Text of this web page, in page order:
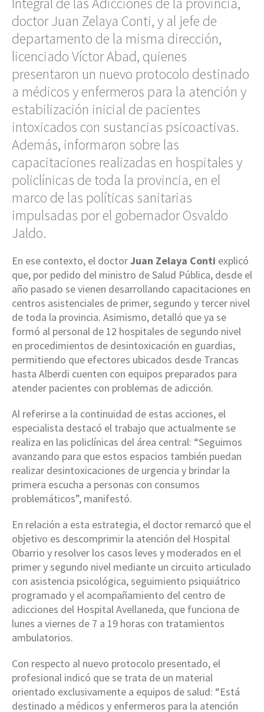
doctor Juan Zelaya Conti, y al jefe de
departamento de la misma dirección,
licenciado Víctor Abad, quienes
presentaron un nuevo protocolo destinado
a médicos y enfermeros para la atención y
estabilización inicial de pacientes
intoxicados con sustancias psicoactivas.
Además, informaron sobre las
capacitaciones realizadas en hospitales y
policlínicas de toda la provincia, en el
marco de las políticas sanitarias
impulsadas por el gobernador Osvaldo
Jaldo.
En ese contexto, el doctorJuan Zelaya Conti explicó
que, por pedido del ministro de Salud Pública, desde el
año pasado se vienen desarrollando capacitaciones en
centros asistenciales de primer, segundo y tercer nivel
de toda la provincia. Asimismo, detalló que ya se
formó al personal de 12 hospitales de segundo nivel
en procedimientos de desintoxicación en guardias,
permitiendo que efectores ubicados desde Trancas
hasta Alberdi cuenten con equipos preparados para
atender pacientes con problemas de adicción.
Al referirse a la continuidad de estas acciones, el
especialista destacó el trabajo que actualmente se
realiza en las policlínicas del área central: “Seguimos
avanzando para que estos espacios también puedan
realizar desintoxicaciones de urgencia y brindar la
primera escucha a personas con consumos
problemáticos”, manifestó.
En relación a esta estrategia, el doctor remarcó que el
objetivo es descomprimir la atención del Hospital
Obarrio y resolver los casos leves y moderados en el
primer y segundo nivel mediante un circuito articulado
con asistencia psicológica, seguimiento psiquiátrico
programado y el acompañamiento del centro de
adicciones del Hospital Avellaneda, que funciona de
lunes a viernes de 7 a 19 horas con tratamientos
ambulatorios.
Con respecto al nuevo protocolo presentado, el
profesional indicó que se trata de un material
orientado exclusivamente a equipos de salud: “Está
destinado a médicos y enfermeros para la atención